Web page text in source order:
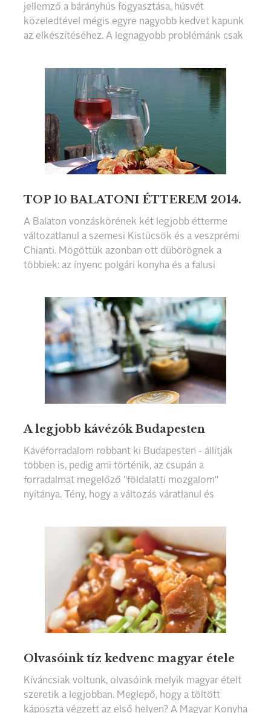
jellemző a bárányhús fogyasztása, húsvét
közeledtével mégis egyre nagyobb kedvet kapunk
az elkészítéséhez. A legnagyobb problémánk csak
bármely részén. Mindezeken túl van már halal
vágással vagy a kóser hagyományoknak megfelelő
módon előkészített bárány, de választhatunk
hagyományos magyar eljárással füstöltet is.
TOP 10 BALATONI ÉTTEREM 2014.
A Balaton vonzáskörének két legjobb étterme
változatlanul a szemesi Kistücsök és a veszprémi
Chianti. Mögöttük azonban ott dübörögnek a
többiek: az ínyenc polgári konyha és a falusi
A legjobb kávézók Budapesten
Kávéforradalom robbant ki Budapesten - állítják
többen is, pedig ami történik, az csupán a
forradalmat megelőző "földalatti mozgalom"
nyitánya. Tény, hogy a változás váratlanul és
Olvasóink tíz kedvenc magyar étele
Kíváncsiak voltunk, olvasóink melyik magyar ételt
szeretik a legjobban. Meglepő, hogy a töltött
káposzta végzett az első helyen? A Magyar Konyha